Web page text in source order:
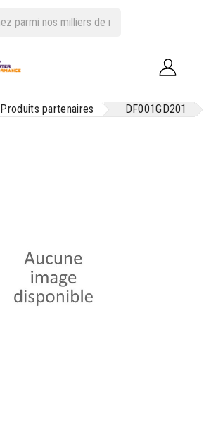
Produits partenaires DF001GD201